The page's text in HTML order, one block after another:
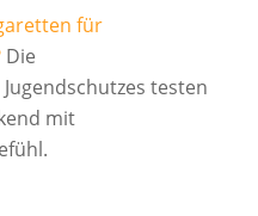
für
Die
testen
mit